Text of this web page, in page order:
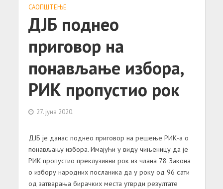
САОПШТЕЊE
ДЈБ поднео
приговор на
понављање избора,
РИК пропустио рок
27. јуна 2020.
ДЈБ је данас поднео приговор на решење РИК-а о
понављању избора. Имајући у виду чињеницу да је
РИК пропустио преклузивни рок из члана 78 Закона
о избору народних посланика да у року од 96 сати
од затварања бирачких места утврди резултате